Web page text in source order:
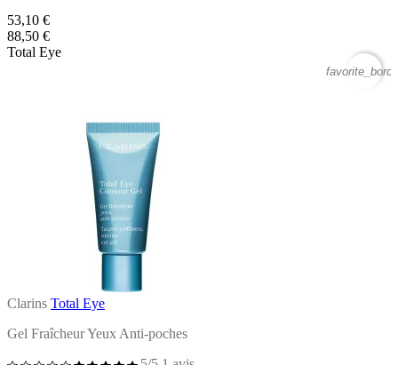
53,10 €
88,50 €
Total Eye
Clarins Total Eye
Gel Fraîcheur Yeux Anti-poches